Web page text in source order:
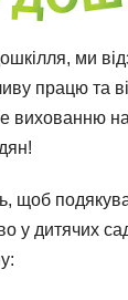
ми
працю та
вихованню
щоб
у дитячих